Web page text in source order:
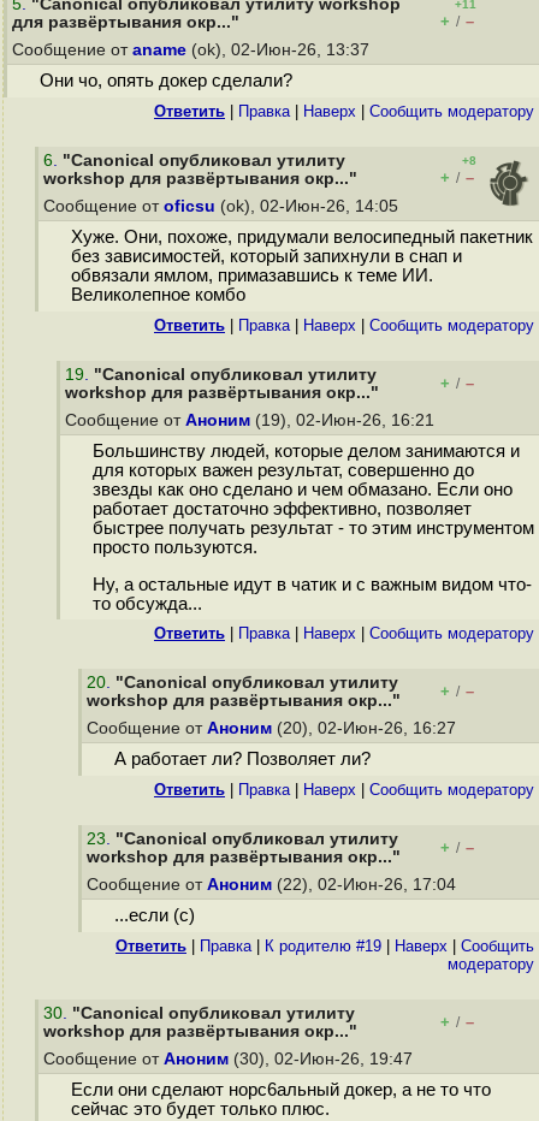
5. "Canonical опубликовал утилиту workshop
для развёртывания окр..."
+11
+ / –
Сообщение от aname (ok), 02-Июн-26, 13:37
Они чо, опять докер сделали?
Ответить Правка| Наверх Cообщить модератору
6. "Canonical опубликовал утилиту
workshop для развёртывания окр..."
+8
+ / –
Сообщение от oficsu (ok), 02-Июн-26, 14:05
Хуже. Они, похоже, придумали велосипедный пакетник
без зависимостей, который запихнули в снап и
обвязали ямлом, примазавшись к теме ИИ.
Великолепное комбо
Ответить Правка| Наверх Cообщить модератору
19. "Canonical опубликовал утилиту
workshop для развёртывания окр..."
+ / –
Сообщение от Аноним (19), 02-Июн-26, 16:21
Большинству людей, которые делом занимаются и
для которых важен результат, совершенно до
звезды как оно сделано и чем обмазано. Если оно
работает достаточно эффективно, позволяет
быстрее получать результат - то этим инструментом
просто пользуются.
Ну, а остальные идут в чатик и с важным видом что-
то обсужда...
Ответить Правка| Наверх Cообщить модератору
20. "Canonical опубликовал утилиту
workshop для развёртывания окр..."
+ / –
Сообщение от Аноним (20), 02-Июн-26, 16:27
А работает ли? Позволяет ли?
Ответить Правка| Наверх Cообщить модератору
23. "Canonical опубликовал утилиту
workshop для развёртывания окр..."
+ / –
Сообщение от Аноним (22), 02-Июн-26, 17:04
...если (с)
Ответить Правка| К родителю #19 Наверх
Cообщить
модератору
30. "Canonical опубликовал утилиту
workshop для развёртывания окр..."
+ / –
Сообщение от Аноним (30), 02-Июн-26, 19:47
Если они сделают норс6альный докер, а не то что
сейчас это будет только плюс.